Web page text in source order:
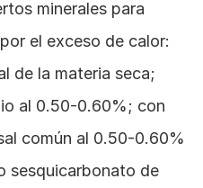
minerales para
el exceso de calor:
de la materia seca;
al 0.50-0.60%; con
común al 0.50-0.60%
sesquicarbonato de